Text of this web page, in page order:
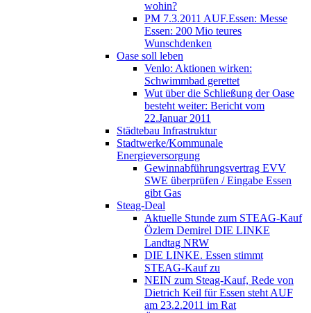
wohin?
PM 7.3.2011 AUF.Essen: Messe
Essen: 200 Mio teures
Wunschdenken
Oase soll leben
Venlo: Aktionen wirken:
Schwimmbad gerettet
Wut über die Schließung der Oase
besteht weiter: Bericht vom
22.Januar 2011
Städtebau Infrastruktur
Stadtwerke/Kommunale
Energieversorgung
Gewinnabführungsvertrag EVV
SWE überprüfen / Eingabe Essen
gibt Gas
Steag-Deal
Aktuelle Stunde zum STEAG-Kauf
Özlem Demirel DIE LINKE
Landtag NRW
DIE LINKE. Essen stimmt
STEAG-Kauf zu
NEIN zum Steag-Kauf, Rede von
Dietrich Keil für Essen steht AUF
am 23.2.2011 im Rat